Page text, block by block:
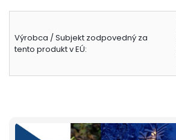
Výrobca / Subjekt zodpovedný za
tento produkt v EÚ: